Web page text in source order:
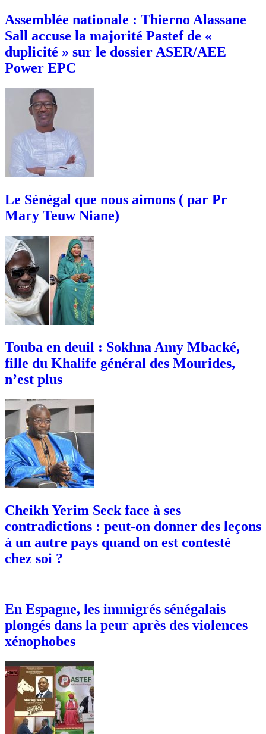
Assemblée nationale : Thierno Alassane
Sall accuse la majorité Pastef de «
duplicité » sur le dossier ASER/AEE
Power EPC
Le Sénégal que nous aimons ( par Pr
Mary Teuw Niane)
Touba en deuil : Sokhna Amy Mbacké,
fille du Khalife général des Mourides,
n’est plus
Cheikh Yerim Seck face à ses
contradictions : peut-on donner des leçons
à un autre pays quand on est contesté
chez soi ?
En Espagne, les immigrés sénégalais
plongés dans la peur après des violences
xénophobes